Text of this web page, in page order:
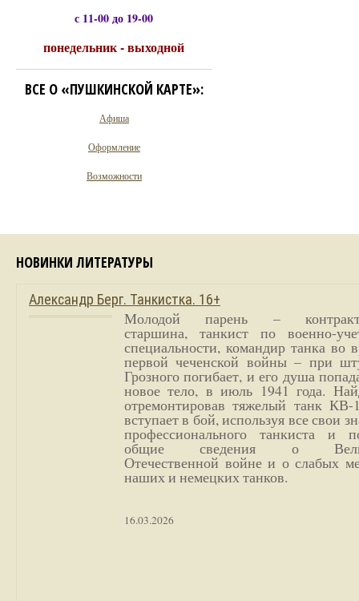
с 11-00 до 19-00
понедельник - выходной
ВСЕ О «ПУШКИНСКОЙ КАРТЕ»:
Афиша
Оформление
Возможности
НОВИНКИ ЛИТЕРАТУРЫ
Александр Берг. Танкистка. 16+
Молодой парень –
старшина, танкист по военно-
специальности, командир танка во
первой чеченской войны – при
Грозного погибает, и его душа
новое тело, в июль 1941 года.
отремонтировав тяжелый танк
вступает в бой, используя все свои
профессионального танкиста и
общие сведения о
Отечественной войне и о слабых
наших и немецких танков.
16.03.2026